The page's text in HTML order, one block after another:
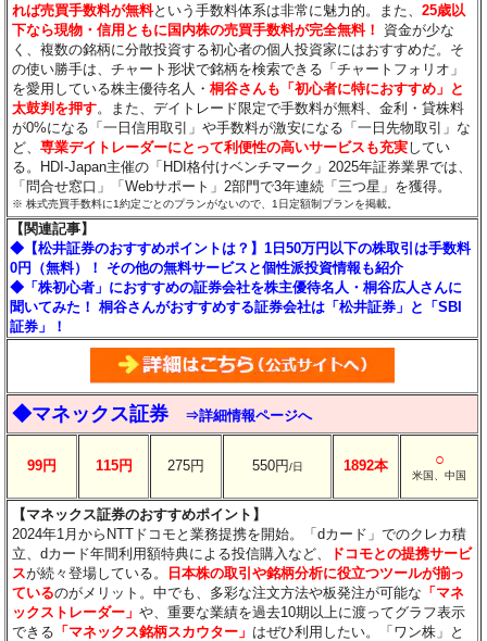
れば売買手数料が無料という手数料体系は非常に魅力的。また、25歳以
下なら現物・信用ともに国内株の売買手数料が完全無料！
資金が少な
く、複数の銘柄に分散投資する初心者の個人投資家にはおすすめだ。そ
の使い勝手は、チャート形状で銘柄を検索できる「チャートフォリオ」
を愛用している株主優待名人・桐谷さんも「初心者に特におすすめ」と
太鼓判を押す。また、デイトレード限定で手数料が無料、金利・貸株料
が0%になる「一日信用取引」や手数料が激安になる「一日先物取引」な
ど、専業デイトレーダーにとって利便性の高いサービスも充実してい
る。HDI-Japan主催の「HDI格付けベンチマーク」2025年証券業界では、
「問合せ窓口」「Webサポート」2部門で3年連続「三つ星」を獲得。
※ 株式売買手数料に1約定ごとのプランがないので、1日定額制プランを掲載。
【関連記事】
◆【松井証券のおすすめポイントは？】1日50万円以下の株取引は手数料
0円（無料）！ その他の無料サービスと個性派投資情報も紹介
◆「株初心者」におすすめの証券会社を株主優待名人・桐谷広人さんに
聞いてみた！ 桐谷さんがおすすめする証券会社は「松井証券」と「SBI
証券」！
◆マネックス証券 ⇒詳細情報ページへ
99円 115円 275円 550円/日 1892本 ○
米国、中国
【マネックス証券のおすすめポイント】
2024年1月からNTTドコモと業務提携を開始。「dカード」でのクレカ積
立、dカード年間利用額特典による投信購入など、
ドコモとの提携サービ
スが続々登場している。
日本株の取引や銘柄分析に役立つツールが揃っ
ているのがメリット。中でも、多彩な注文方法や板発注が可能な 「マネ
ックストレーダー」や、重要な業績を過去10期以上に渡ってグラフ表示
できる 「マネックス銘柄スカウター」 はぜひ利用したい。「ワン株」と